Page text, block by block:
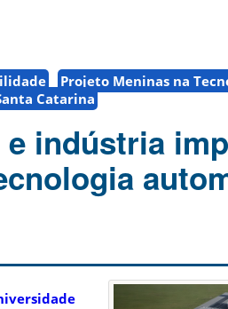
Projeto Meninas na
Catarina
e indústria